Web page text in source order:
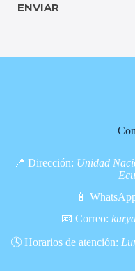
ENVIAR
📍 Dirección: Unidad
📱
📧 Correo:
🕓 Horarios de atención: